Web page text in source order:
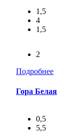
1,5
4
1,5
2
Подробнее
Гора Белая
0,5
5,5